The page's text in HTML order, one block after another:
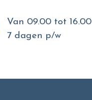
Van 09.00 tot 16.00
7 dagen p/w